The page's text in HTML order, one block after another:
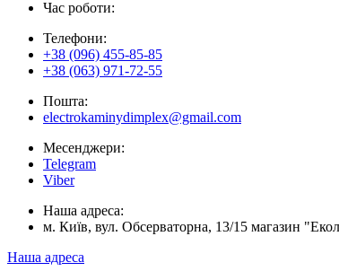
Час роботи:
Телефони:
+38 (096) 455-85-85
+38 (063) 971-72-55
Пошта:
electrokaminydimplex@gmail.com
Месенджери:
Telegram
Viber
Наша адреса:
м. Київ, вул. Обсерваторна, 13/15 магазин
Наша адреса